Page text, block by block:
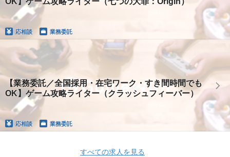
応相談 業務委託
【業務委託／全国採用・在宅ワーク・すき間時間でも
OK】ゲーム攻略ライター（クラッシュフィーバー）
応相談 業務委託
すべての求人を見る